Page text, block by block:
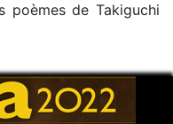
poèmes de Takiguchi
d’orchestre
il étudie au